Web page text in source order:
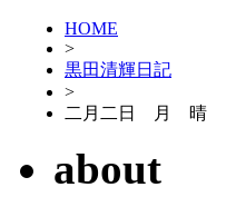
HOME
>
黒田清輝日記
>
二月二日 月 晴
about